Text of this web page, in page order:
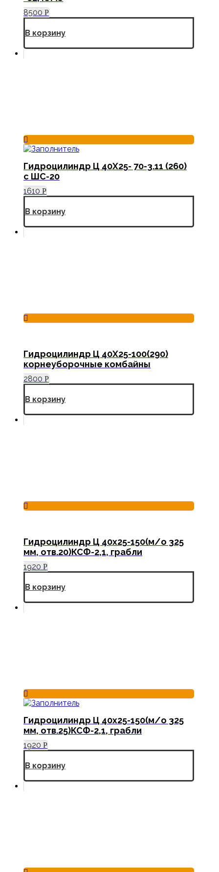
8500 Р
В корзину
Гидроцилиндр Ц 40Х25- 70-3.11 (260)
с ШС-20
1610 Р
В корзину
Гидроцилиндр Ц 40Х25-100(290)
корнеуборочные комбайны
2800 Р
В корзину
Гидроцилиндр Ц 40х25-150(м/о 325
мм, отв.20)КСФ-2,1, грабли
1920 Р
В корзину
Гидроцилиндр Ц 40х25-150(м/о 325
мм, отв.25)КСФ-2,1, грабли
1920 Р
В корзину